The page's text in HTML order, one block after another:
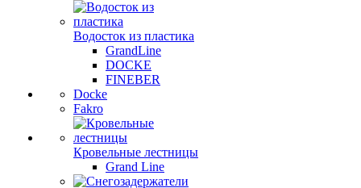
Водосток из пластика
GrandLine
DOCKE
FINEBER
Docke
Fakro
Кровельные лестницы
Grand Line